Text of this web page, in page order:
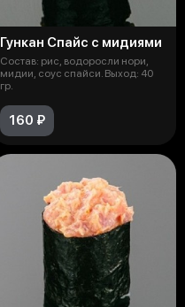
Гункан Спайс с мидиями
Состав: рис, водоросли нори,
мидии, соус спайси. Выход: 40
гр.
160 ₽